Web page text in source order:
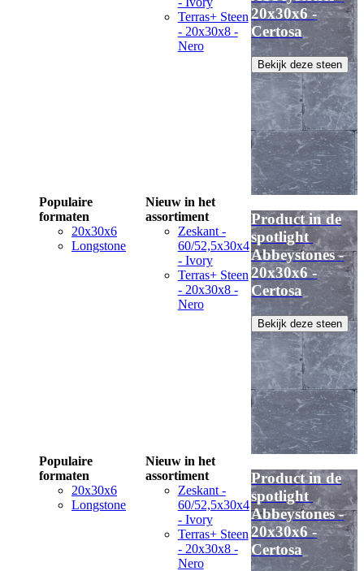
Terras+ Steen
- 20x30x8 -
Nero
20x30x6 -
Certosa
Bekijk deze steen
Populaire
formaten
20x30x6
Longstone
Nieuw in het
assortiment
Zeskant -
60/52,5x30x4
- Ivory
Terras+ Steen
- 20x30x8 -
Nero
Product in de
spotlight
Abbeystones -
20x30x6 -
Certosa
Bekijk deze steen
Populaire
formaten
20x30x6
Longstone
Nieuw in het
assortiment
Zeskant -
60/52,5x30x4
- Ivory
Terras+ Steen
- 20x30x8 -
Nero
Product in de
spotlight
Abbeystones -
20x30x6 -
Certosa